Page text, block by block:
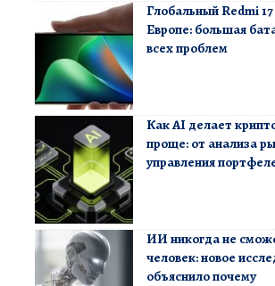
Глобальный Redmi
Европе: большая
всех проблем
Как AI делает
проще: от анализа
управления
ИИ никогда не
человек: новое
объяснило почему